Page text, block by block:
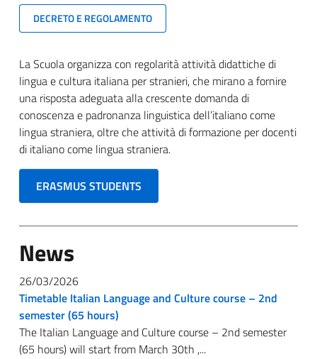
DECRETO E REGOLAMENTO
La Scuola organizza con regolarità attività didattiche di
lingua e cultura italiana per stranieri, che mirano a fornire
una risposta adeguata alla crescente domanda di
conoscenza e padronanza linguistica dell’italiano come
lingua straniera, oltre che attività di formazione per docenti
di italiano come lingua straniera.
ERASMUS STUDENTS
News
26/03/2026
Timetable Italian Language and Culture course – 2nd
semester (65 hours)
The Italian Language and Culture course – 2nd semester
(65 hours) will start from March 30th ,...